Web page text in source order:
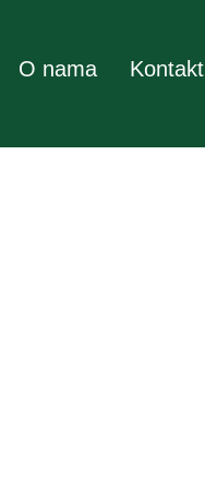
O nama Kontakt